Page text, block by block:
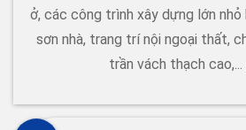
ở, các công trình xây dựng lớn nhỏ
sơn nhà, trang trí nội ngoại thất,
trần vách thạch